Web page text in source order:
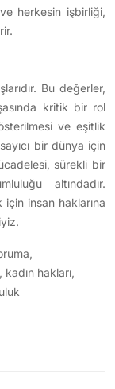
herkesin işbirliği,
Bu değerler,
kritik bir rol
ve eşitlik
bir dünya için
sürekli bir
altındadır.
için insan haklarına
,
, kadın hakları,